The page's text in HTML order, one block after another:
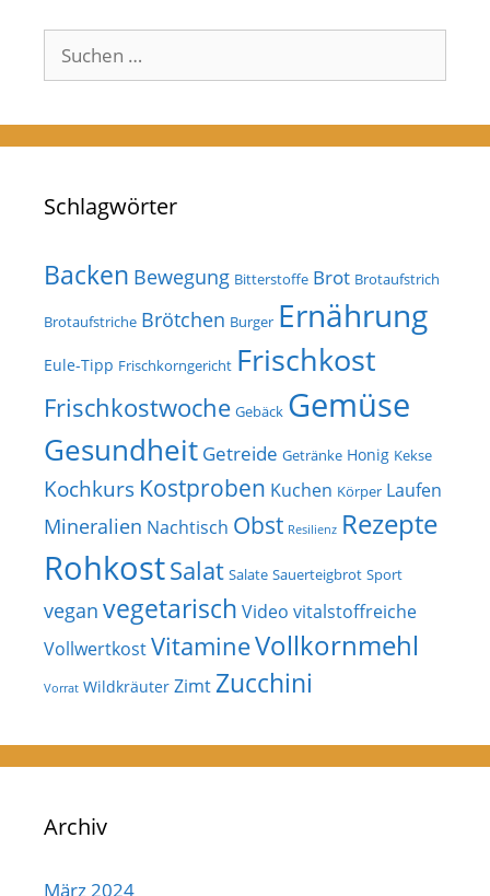
Suchen
nach:
Schlagwörter
Backen Bewegung Bitterstoffe Brot Brotaufstrich
Brotaufstriche Brötchen Burger Ernährung
Eule-Tipp Frischkorngericht Frischkost
Frischkostwoche Gebäck Gemüse
Gesundheit Getreide Getränke Honig Kekse
Kochkurs Kostproben Kuchen Körper Laufen
Mineralien Nachtisch Obst Resilienz Rezepte
RohkostSalat Salate Sauerteigbrot Sport
vegan vegetarisch Video vitalstoffreiche
VollwertkostVitamineVollkornmehl
Vorrat Wildkräuter Zimt Zucchini
Archiv
März 2024